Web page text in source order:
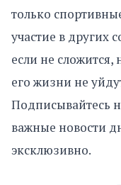
только
участие в других
если не сложится,
его жизни не
Подписывайтесь
важные новости
эксклюзивно.